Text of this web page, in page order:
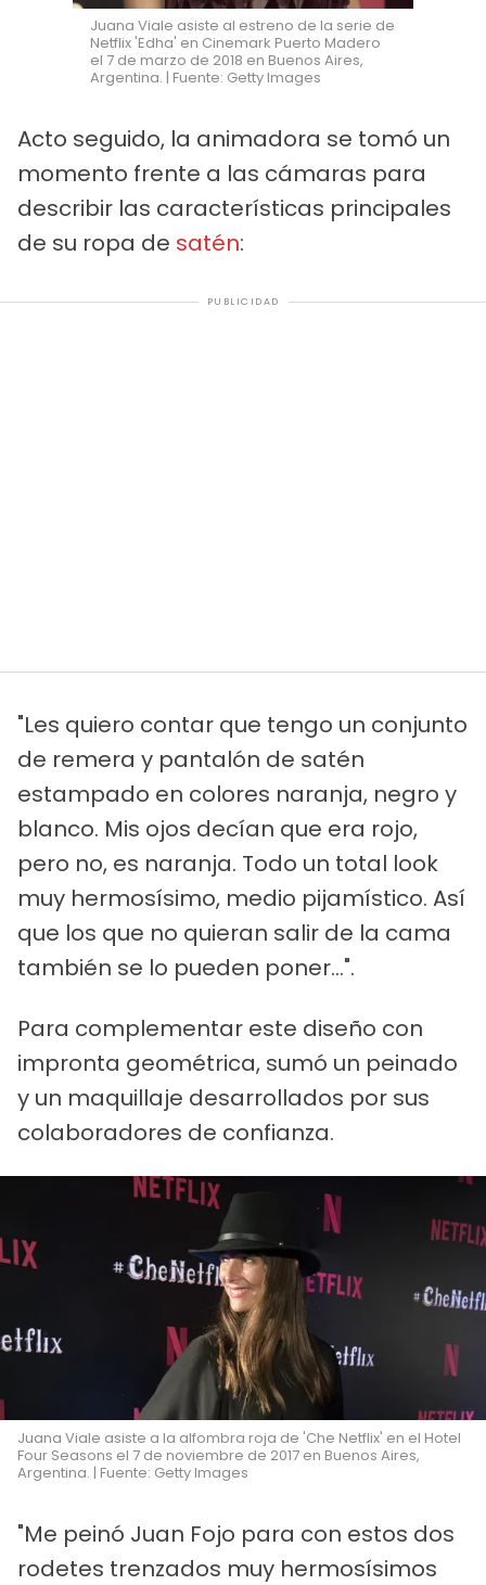
Juana Viale asiste al estreno de la serie de
Netflix 'Edha' en Cinemark Puerto Madero
el 7 de marzo de 2018 en Buenos Aires,
Argentina. | Fuente: Getty Images
Acto seguido, la animadora se tomó un
momento frente a las cámaras para
describir las características principales
de su ropa de satén:
PUBLICIDAD
"Les quiero contar que tengo un conjunto
de remera y pantalón de satén
estampado en colores naranja, negro y
blanco. Mis ojos decían que era rojo,
pero no, es naranja. Todo un total look
muy hermosísimo, medio pijamístico. Así
que los que no quieran salir de la cama
también se lo pueden poner...".
Para complementar este diseño con
impronta geométrica, sumó un peinado
y un maquillaje desarrollados por sus
colaboradores de confianza.
Juana Viale asiste a la alfombra roja de 'Che Netflix' en el Hotel
Four Seasons el 7 de noviembre de 2017 en Buenos Aires,
Argentina. | Fuente: Getty Images
"Me peinó Juan Fojo para con estos dos
rodetes trenzados muy hermosísimos